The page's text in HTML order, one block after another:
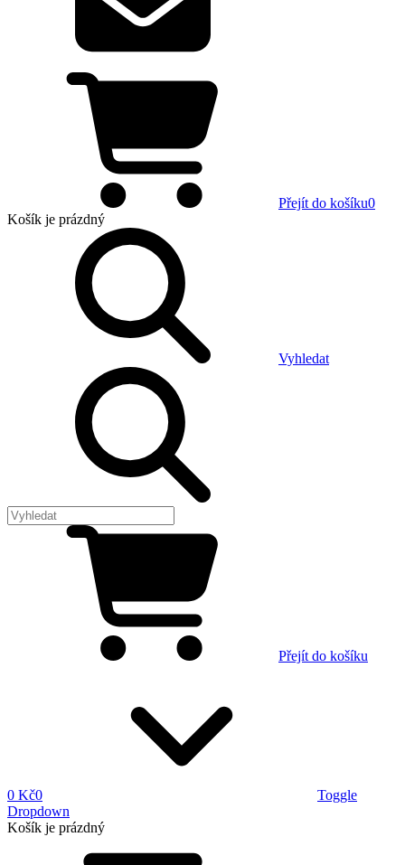
Přejít do košíku0
Košík je prázdný
Vyhledat
Přejít do košíku
0 Kč0
Toggle
Dropdown
Košík je prázdný